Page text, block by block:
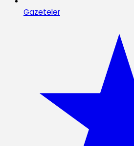
Gazeteler